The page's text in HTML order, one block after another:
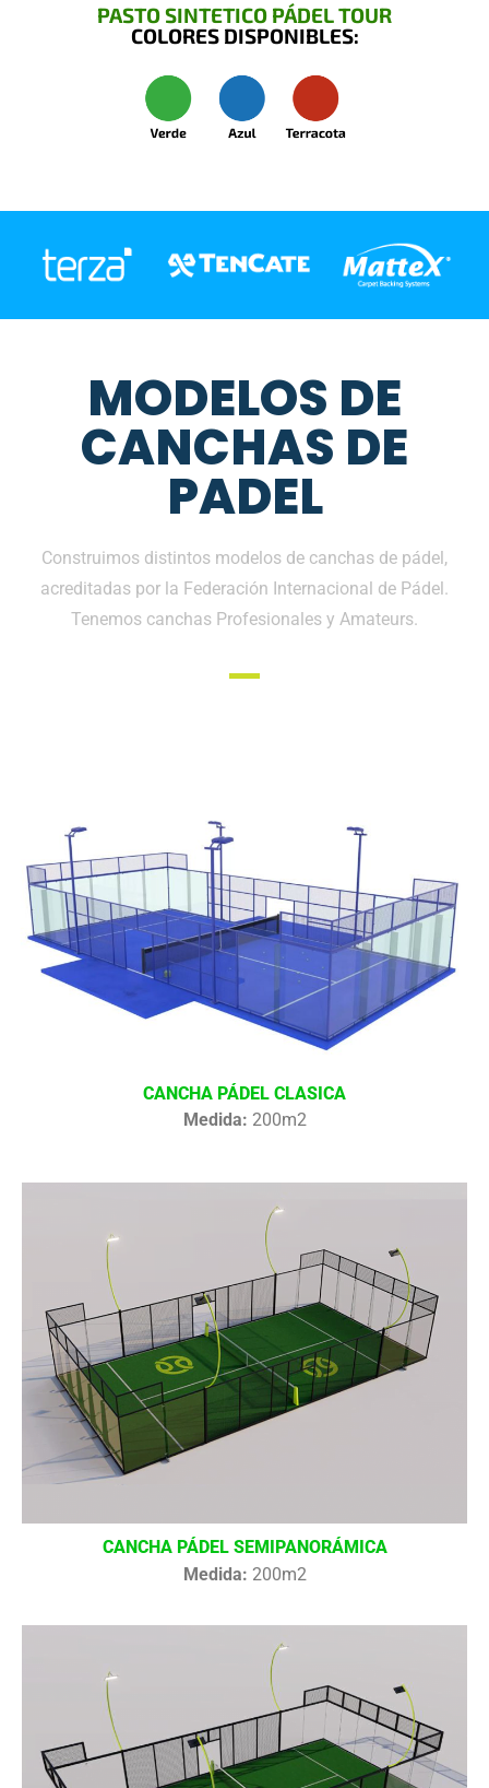
PASTO SINTETICO PÁDEL TOUR
COLORES DISPONIBLES:
MODELOS DE
CANCHAS DE
PADEL
Construimos distintos modelos de canchas de pádel,
acreditadas por la Federación Internacional de Pádel.
Tenemos canchas Profesionales y Amateurs.
CANCHA PÁDEL CLASICA
Medida: 200m2
CANCHA PÁDEL SEMIPANORÁMICA
Medida: 200m2